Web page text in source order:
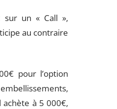
sur un « Call »,
au contraire
pour l’option
à 5 000€,